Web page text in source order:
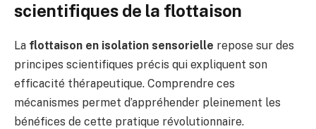
scientifiques de la flottaison
La flottaison en isolation sensorielle repose sur des
principes scientifiques précis qui expliquent son
efficacité thérapeutique. Comprendre ces
mécanismes permet d’appréhender pleinement les
bénéfices de cette pratique révolutionnaire.